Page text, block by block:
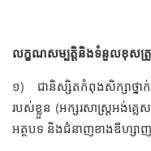
លក្ខណសម្បត្តិនិងទំនួលខុសត្រូ
១) ជានិស្សិតកំពុងសិក្សាថ្នា
របស់ខ្លួន (អក្សរសាស្ត្រអង់គ្
អត្ថបទ និង​ជំនាញខាងឌីហ្សា